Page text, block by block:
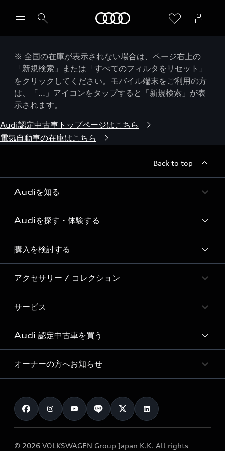
※ 全国の在庫が表示されない場合は、ページ右上の
「新規検索」または「すべてのフィルタをリセット」
をクリックしてください。モバイル端末をご利用の方
は、「…」アイコンをタップすると「新規検索」が表
示されます。
Audi認定中古車トップページはこちら
電気自動車の在庫はこちら
Back to top
Audiを知る
Audi ブランド
Story of Progress
Audi Sport
Formula 1®
デジタルサービス
Audiを探す・体験する
ディーラー検索
新車在庫検索
試乗車・展示車検索
見積り依頼
試乗予約
購入を検討する
モデル一覧
特別仕様モデル / 限定モデル
e-tronラインアップ
価格シミュレーション
車両比較
カタログ一覧
アクセサリー / コレクション
純正アクセサリー
オンラインショップ
Audi collection
アウディナビアプリ
サービス
サービス入庫予約
サービスプログラム
メンテナンス
車検 / 定期点検
e-tronアフターサポート
Audi 認定中古車を買う
Audi認定中古車
クオリティ
保証
メンテナンス
オーナーの方へお知らせ
お知らせ
オーナー様向けキャンペーン
© 2026 VOLKSWAGEN Group Japan K.K. All rights